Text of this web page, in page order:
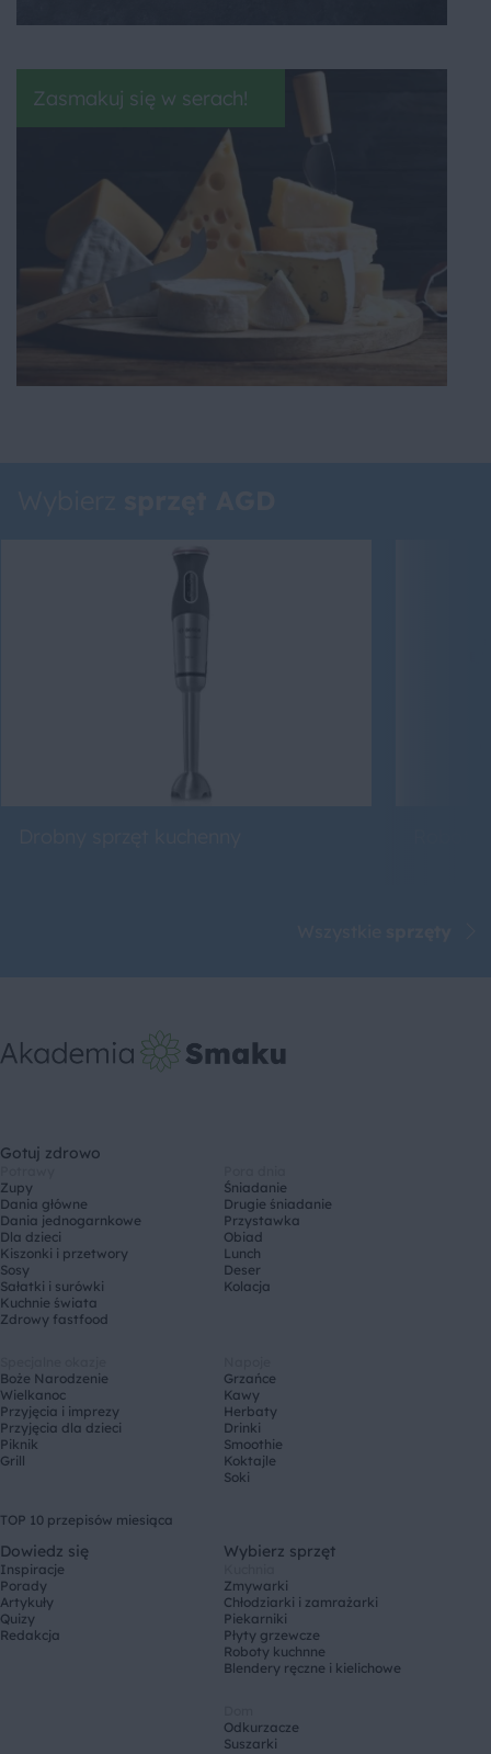
Zasmakuj się w serach!
Gotuj zdrowo
Zupy
Dania główne
Dania jednogarnkowe
Dla dzieci
Kiszonki i przetwory
Sosy
Sałatki i surówki
Kuchnie świata
Zdrowy fastfood
Śniadanie
Drugie śniadanie
Przystawka
Obiad
Lunch
Deser
Kolacja
Boże Narodzenie
Wielkanoc
Przyjęcia i imprezy
Przyjęcia dla dzieci
Piknik
Grill
Grzańce
Kawy
Herbaty
Drinki
Smoothie
Koktajle
Soki
TOP 10 przepisów miesiąca
Dowiedz się
Inspiracje
Porady
Artykuły
Quizy
Redakcja
Wybierz sprzęt
Zmywarki
Chłodziarki i zamrażarki
Piekarniki
Płyty grzewcze
Roboty kuchnne
Blendery ręczne i kielichowe
Odkurzacze
Suszarki